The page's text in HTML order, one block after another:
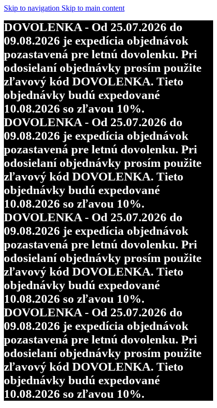
Skip to navigation Skip to main content
DOVOLENKA - Od 25.07.2026 do
09.08.2026 je expedícia objednávok
pozastavená pre letnú dovolenku. Pri
odosielaní objednávky prosím použite
zľavový kód DOVOLENKA. Tieto
objednávky budú expedované
10.08.2026 so zľavou 10%.
DOVOLENKA - Od 25.07.2026 do
09.08.2026 je expedícia objednávok
pozastavená pre letnú dovolenku. Pri
odosielaní objednávky prosím použite
zľavový kód DOVOLENKA. Tieto
objednávky budú expedované
10.08.2026 so zľavou 10%.
DOVOLENKA - Od 25.07.2026 do
09.08.2026 je expedícia objednávok
pozastavená pre letnú dovolenku. Pri
odosielaní objednávky prosím použite
zľavový kód DOVOLENKA. Tieto
objednávky budú expedované
10.08.2026 so zľavou 10%.
DOVOLENKA - Od 25.07.2026 do
09.08.2026 je expedícia objednávok
pozastavená pre letnú dovolenku. Pri
odosielaní objednávky prosím použite
zľavový kód DOVOLENKA. Tieto
objednávky budú expedované
10.08.2026 so zľavou 10%.